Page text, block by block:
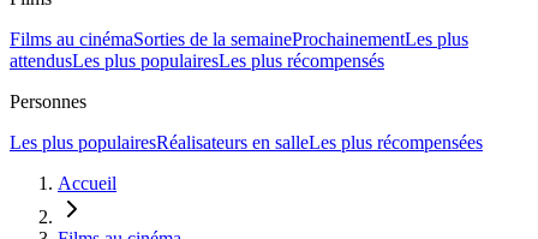
Films au cinémaSorties de la semaineProchainementLes plus
attendusLes plus populairesLes plus récompensés
Personnes
Les plus populairesRéalisateurs en salleLes plus récompensées
Accueil